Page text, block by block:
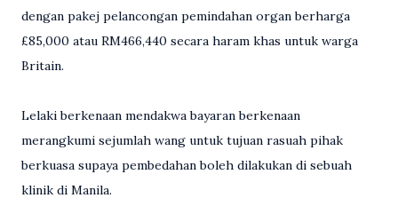
dengan pakej pelancongan pemindahan organ berharga
£85,000 atau RM466,440 secara haram khas untuk warga
Britain.
Lelaki berkenaan mendakwa bayaran berkenaan
merangkumi sejumlah wang untuk tujuan rasuah pihak
berkuasa supaya pembedahan boleh dilakukan di sebuah
klinik di Manila.